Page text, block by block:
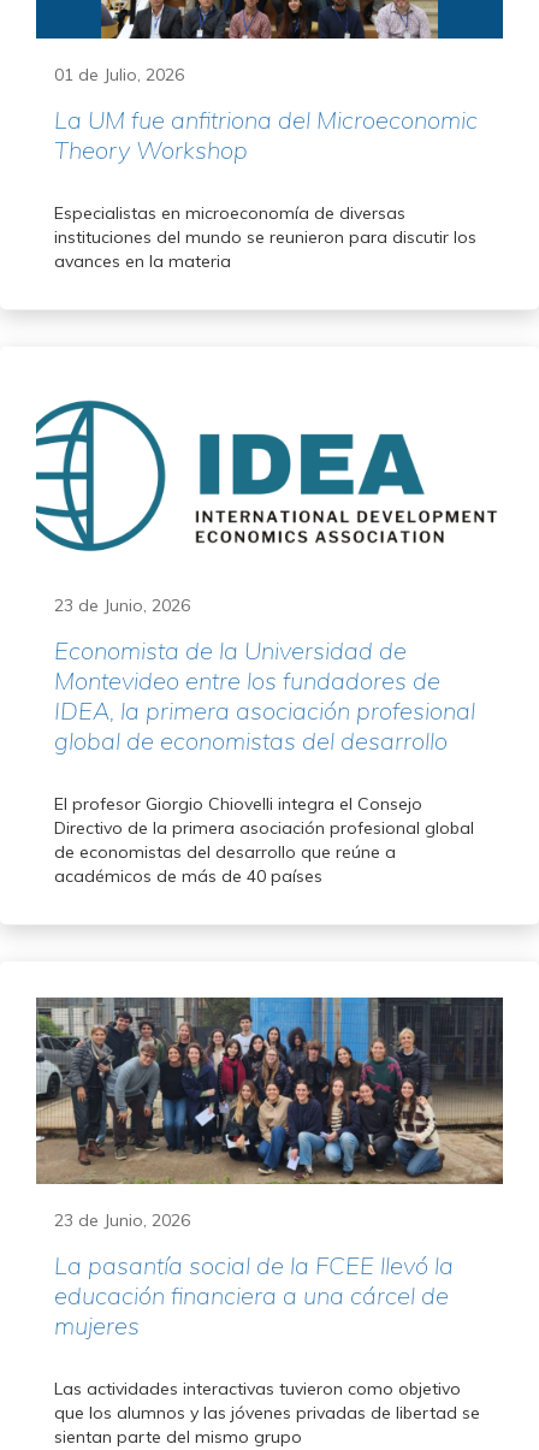
01 de Julio, 2026
La UM fue anfitriona del Microeconomic
Theory Workshop
Especialistas en microeconomía de diversas
instituciones del mundo se reunieron para discutir los
avances en la materia
23 de Junio, 2026
Economista de la Universidad de
Montevideo entre los fundadores de
IDEA, la primera asociación profesional
global de economistas del desarrollo
El profesor Giorgio Chiovelli integra el Consejo
Directivo de la primera asociación profesional global
de economistas del desarrollo que reúne a
académicos de más de 40 países
23 de Junio, 2026
La pasantía social de la FCEE llevó la
educación financiera a una cárcel de
mujeres
Las actividades interactivas tuvieron como objetivo
que los alumnos y las jóvenes privadas de libertad se
sientan parte del mismo grupo